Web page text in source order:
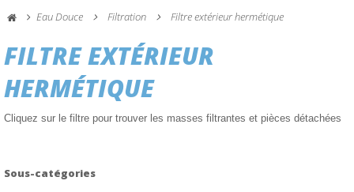
Eau Douce Filtration Filtre extérieur hermétique
FILTRE EXTÉRIEUR
HERMÉTIQUE
Cliquez sur le filtre pour trouver les masses filtrantes et pièces détachées
Sous-catégories